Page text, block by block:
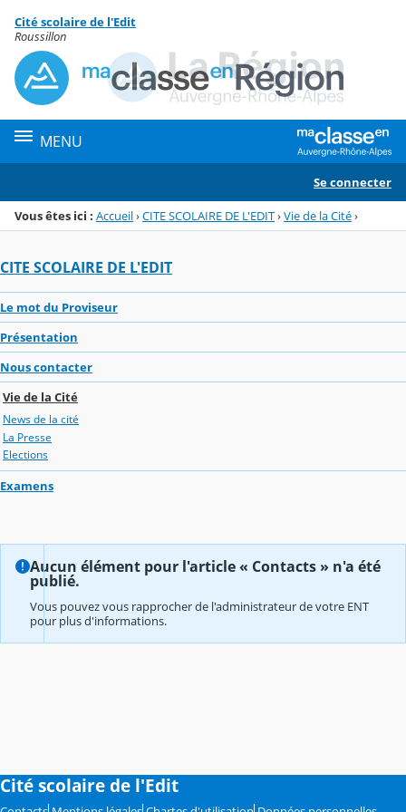
Menu de la rubrique
Contenu
Cité scolaire de l'Edit
Roussillon
MENU
Se connecter
Vous êtes ici : Accueil›CITE SCOLAIRE DE L'EDIT›Vie de la Cité›
CITE SCOLAIRE DE L'EDIT
Le mot du Proviseur
Présentation
Nous contacter
Vie de la Cité
News de la cité
La Presse
Elections
Examens
Aucun élément pour l'article « Contacts » n'a été
publié.
Vous pouvez vous rapprocher de l'administrateur de votre ENT
pour plus d'informations.
Cité scolaire de l'Edit